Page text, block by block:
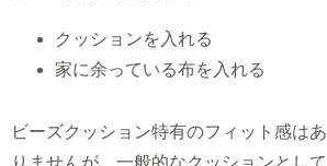
クッションを入れる
家に余っている布を入れる
ビーズクッション特有のフィット感はあ
りませんが、一般的なクッションとして